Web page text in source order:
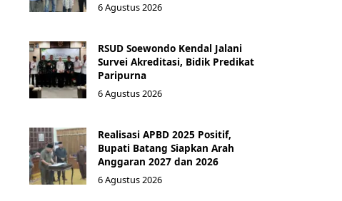
6 Agustus 2026
RSUD Soewondo Kendal Jalani
Survei Akreditasi, Bidik Predikat
Paripurna
6 Agustus 2026
Realisasi APBD 2025 Positif,
Bupati Batang Siapkan Arah
Anggaran 2027 dan 2026
6 Agustus 2026